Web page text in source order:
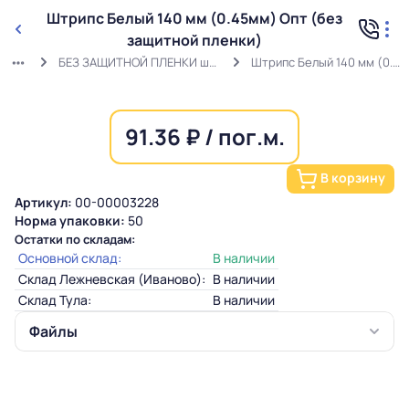
Штрипс Белый 140 мм (0.45мм) Опт (без
защитной пленки)
БЕЗ ЗАЩИТНОЙ ПЛЕНКИ штрипс белый (0,45мм) RAL 9003 ГОСТ Штрипс Белый 140 мм (0.45мм) Опт (без защитной пленки)
91.36 ₽ / пог.м.
В корзину
Артикул: 00-00003228
Норма упаковки: 50
Остатки по складам:
Основной склад:
В наличии
Склад Лежневская (Иваново): В наличии
Склад Тула:
В наличии
Файлы